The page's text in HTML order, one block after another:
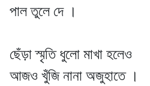
পাল তুলে দে ।
ছেঁড়া স্মৃতি ধুলো মাখা হলেও
আজও খুঁজি নানা অজুহাতে ।